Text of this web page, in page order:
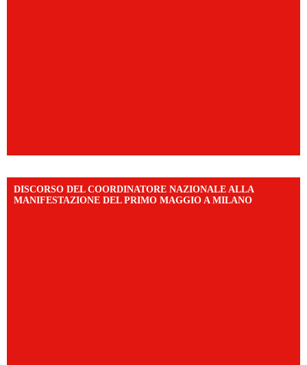
DISCORSO DEL COORDINATORE NAZIONALE ALLA
MANIFESTAZIONE DEL PRIMO MAGGIO A MILANO